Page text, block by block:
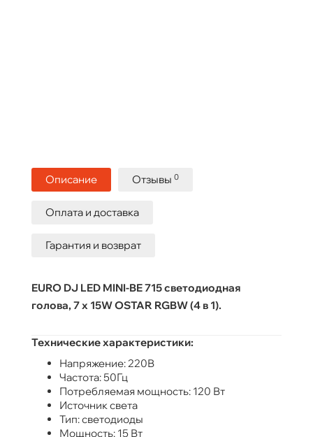
Описание Отзывы 0
Оплата и доставка
Гарантия и возврат
EURO DJ LED MINI-BE 715 светодиодная
голова, 7 х 15W OSTAR RGBW (4 в 1).
Технические характеристики:
Напряжение: 220В
Частота: 50Гц
Потребляемая мощность: 120 Вт
Источник света
Тип: светодиоды
Мощность: 15 Вт